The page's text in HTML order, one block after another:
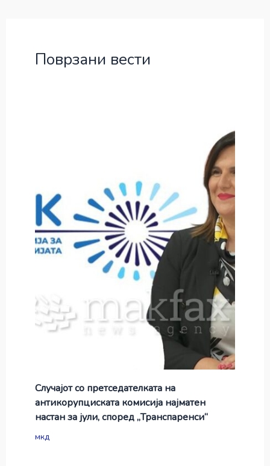
Поврзани вести
Случајот со претседателката на
антикорупциската комисија најматен
настан за јули, според „Транспаренси“
мкд